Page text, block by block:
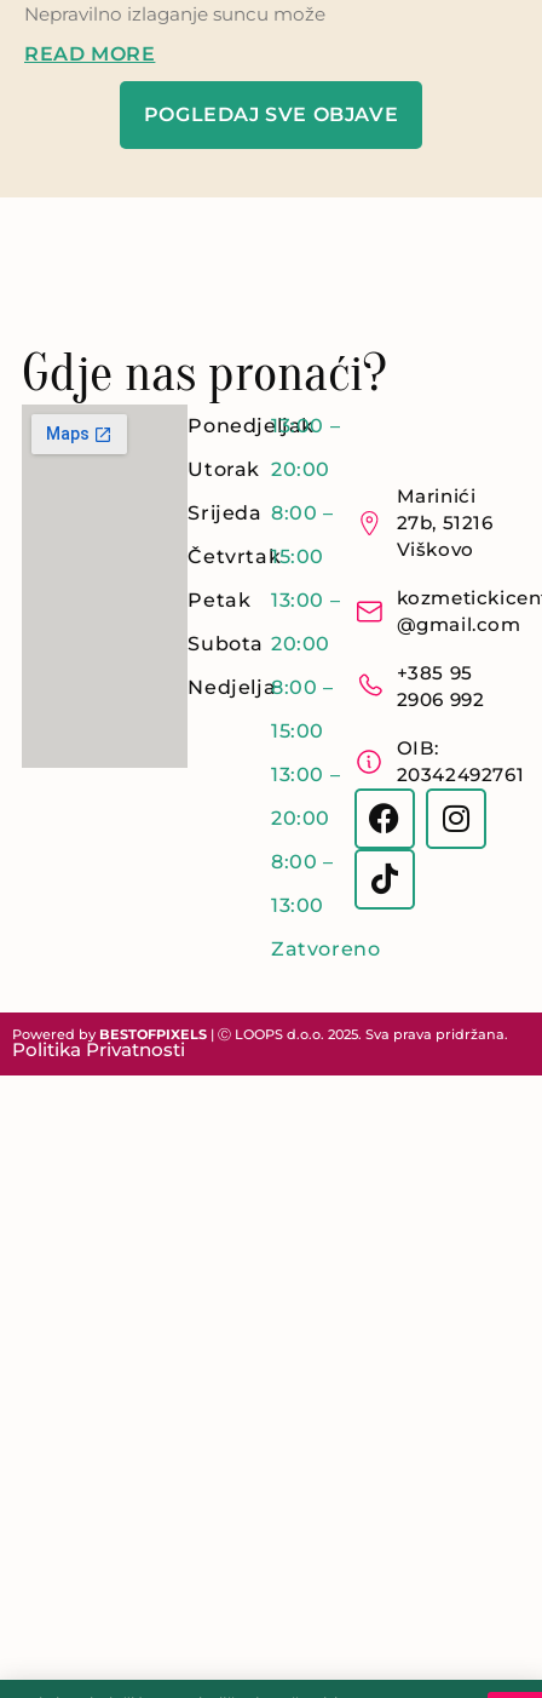
Nepravilno izlaganje suncu može
READ MORE
POGLEDAJ SVE OBJAVE
Gdje nas pronaći?
Ponedjeljak
Utorak
Srijeda
Četvrtak
Petak
Subota
Nedjelja
13:00 –
20:00
8:00 –
15:00
13:00 –
20:00
8:00 –
15:00
13:00 –
20:00
8:00 –
13:00
Zatvoreno
Marinići
27b, 51216
Viškovo
@gmail.com
+385 95
2906 992
OIB:
20342492761
Powered by BESTOFPIXELS | Ⓒ LOOPS d.o.o. 2025. Sva prava pridržana.
Politika Privatnosti